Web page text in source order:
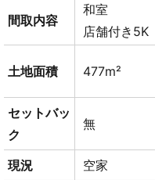
間取内容
和室
店舗付き5K
土地面積 477m²
セットバッ
ク
無
現況
空家